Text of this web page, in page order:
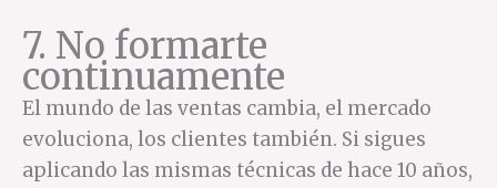
7. No formarte
continuamente
El mundo de las ventas cambia, el mercado
evoluciona, los clientes también. Si sigues
aplicando las mismas técnicas de hace 10 años,